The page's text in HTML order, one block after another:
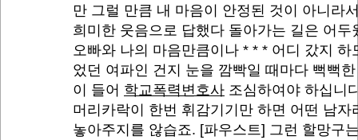
만 그럴 만큼 내 마음이 안정된 것이 아니라
희미한 웃음으로 답했다 돌아가는 길은 어두
오빠와 나의 마음만큼이나 * * * 어디 갔지 하
었던 여파인 건지 눈을 깜빡일 때마다 뻑뻑
이 들어 학교폭력변호사 조심하여야 하십니
머리카락이 한번 휘감기기만 하면 어떤 남자
놓아주지를 않습죠. [파우스트] 그런 할망구